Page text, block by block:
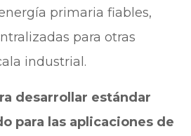
primaria fiables,
para otras
industrial.
desarrollar estándar
para las aplicaciones de